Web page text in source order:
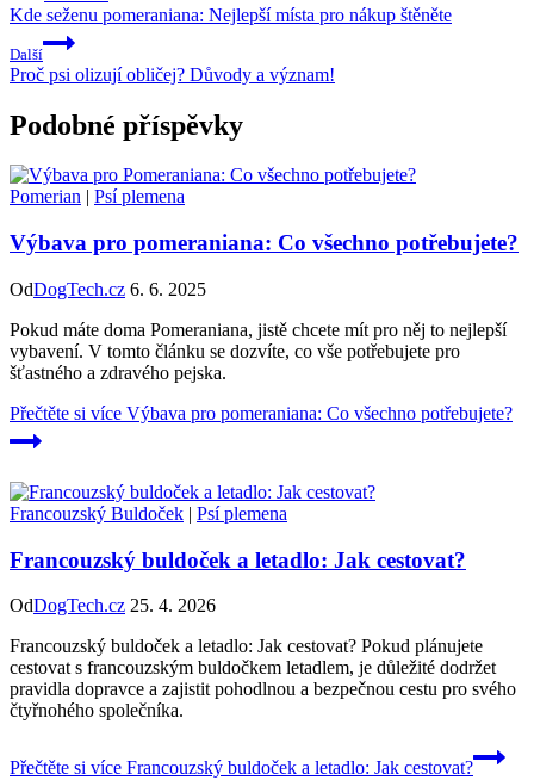
Kde seženu pomeraniana: Nejlepší místa pro nákup štěněte
Další
Proč psi olizují obličej? Důvody a význam!
Podobné příspěvky
Pomerian | Psí plemena
Výbava pro pomeraniana: Co všechno potřebujete?
OdDogTech.cz 6. 6. 2025
Pokud máte doma Pomeraniana, jistě chcete mít pro něj to nejlepší
vybavení. V tomto článku se dozvíte, co vše potřebujete pro
šťastného a zdravého pejska.
Přečtěte si více Výbava pro pomeraniana: Co všechno potřebujete?
Francouzský Buldoček | Psí plemena
Francouzský buldoček a letadlo: Jak cestovat?
OdDogTech.cz 25. 4. 2026
Francouzský buldoček a letadlo: Jak cestovat? Pokud plánujete
cestovat s francouzským buldočkem letadlem, je důležité dodržet
pravidla dopravce a zajistit pohodlnou a bezpečnou cestu pro svého
čtyřnohého společníka.
Přečtěte si více Francouzský buldoček a letadlo: Jak cestovat?